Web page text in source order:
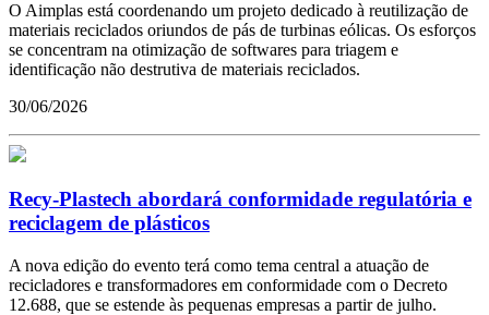
O Aimplas está coordenando um projeto dedicado à reutilização de
materiais reciclados oriundos de pás de turbinas eólicas. Os esforços
se concentram na otimização de softwares para triagem e
identificação não destrutiva de materiais reciclados.
30/06/2026
Recy-Plastech abordará conformidade regulatória e
reciclagem de plásticos
A nova edição do evento terá como tema central a atuação de
recicladores e transformadores em conformidade com o Decreto
12.688, que se estende às pequenas empresas a partir de julho.